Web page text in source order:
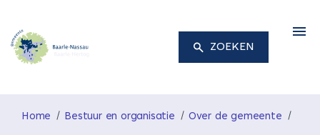
ZOEKEN
Home Bestuur en organisatie Over de gemeente